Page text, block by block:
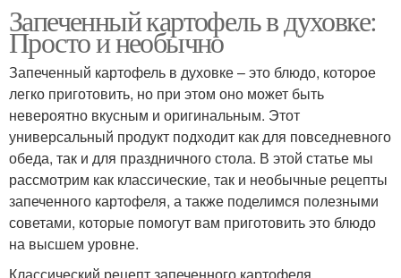
Запеченный картофель в духовке:
Просто и необычно
Запеченный картофель в духовке – это блюдо, которое
легко приготовить, но при этом оно может быть
невероятно вкусным и оригинальным. Этот
универсальный продукт подходит как для повседневного
обеда, так и для праздничного стола. В этой статье мы
рассмотрим как классические, так и необычные рецепты
запеченного картофеля, а также поделимся полезными
советами, которые помогут вам приготовить это блюдо
на высшем уровне.